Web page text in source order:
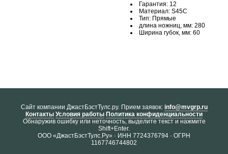
Гарантия: 12
Материал: S45C
Тип: Прямые
длина ножниц, мм: 280
Ширина губок, мм: 60
Cайт компании ДжастБэстТулс.ру. Прием заявок: info@mvgrp.ru
Контакты Условия работы Политика конфиденциальности
Обнаружив ошибку или неточность, выделите текст и нажмите
Shift+Enter.
ООО «ДжастБэстТулс.Ру» · ИНН 7724376794 · ОГРН
1167746744802